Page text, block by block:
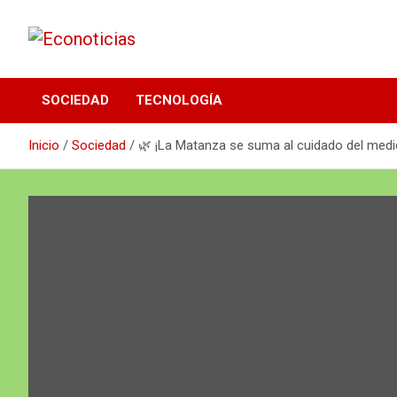
contenido
Econoticias
SOCIEDAD TECNOLOGÍA
Inicio Sociedad 🌿 ¡La Matanza se suma al cuidado del